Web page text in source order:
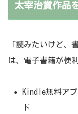
太宰治賞作品
「読みたいけど、
は、電子書籍が便
Kindle無料ア
ド